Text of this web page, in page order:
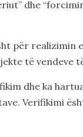
dhe
për realizimin
të vendeve
dhe ka
Verifikimi